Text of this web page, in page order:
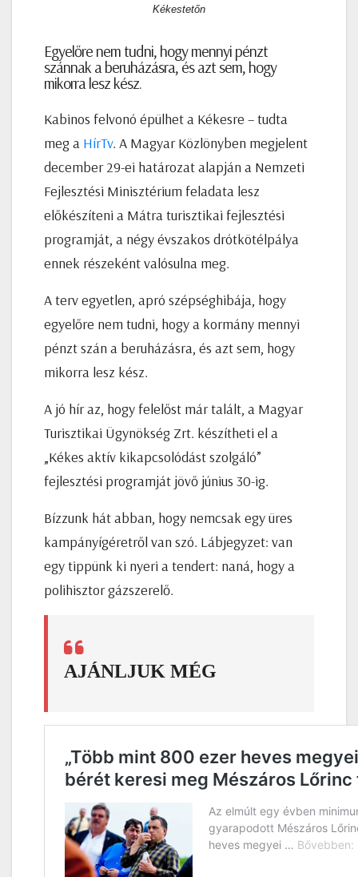
Kékestetőn
Egyelőre nem tudni, hogy mennyi pénzt
szánnak a beruházásra, és azt sem, hogy
mikorra lesz kész.
Kabinos felvonó épülhet a Kékesre – tudta
meg a HírTv. A Magyar Közlönyben megjelent
december 29-ei határozat alapján a Nemzeti
Fejlesztési Minisztérium feladata lesz
előkészíteni a Mátra turisztikai fejlesztési
programját, a négy évszakos drótkötélpálya
ennek részeként valósulna meg.
A terv egyetlen, apró szépséghibája, hogy
egyelőre nem tudni, hogy a kormány mennyi
pénzt szán a beruházásra, és azt sem, hogy
mikorra lesz kész.
A jó hír az, hogy felelőst már talált, a Magyar
Turisztikai Ügynökség Zrt. készítheti el a
„Kékes aktív kikapcsolódást szolgáló”
fejlesztési programját jövő június 30-ig.
Bízzunk hát abban, hogy nemcsak egy üres
kampányígéretről van szó. Lábjegyzet: van
egy tippünk ki nyeri a tendert: naná, hogy a
polihisztor gázszerelő.
AJÁNLJUK MÉG